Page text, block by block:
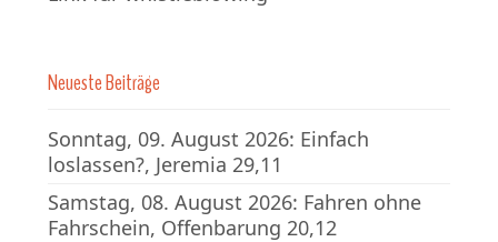
Neueste Beiträge
Sonntag, 09. August 2026: Einfach
loslassen?, Jeremia 29,11
Samstag, 08. August 2026: Fahren ohne
Fahrschein, Offenbarung 20,12